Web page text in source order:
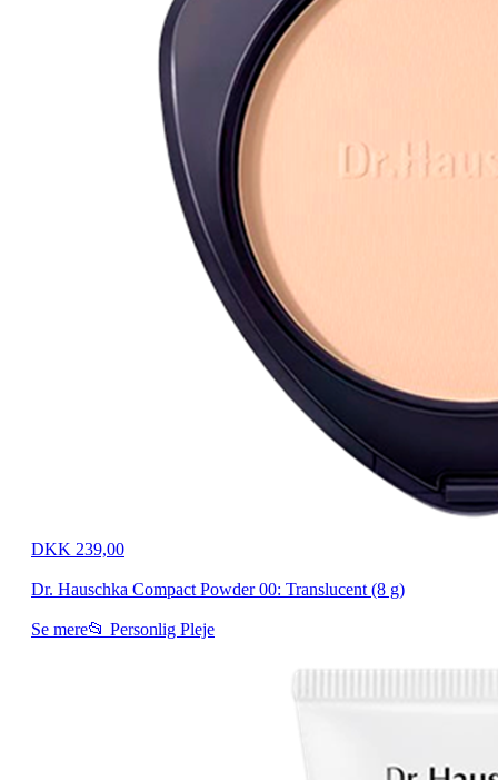
DKK 239,00
Dr. Hauschka Compact Powder 00: Translucent (8 g)
Se mere📂 Personlig Pleje